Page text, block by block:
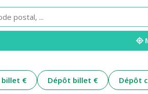
€ Dépôt billet € Dépôt